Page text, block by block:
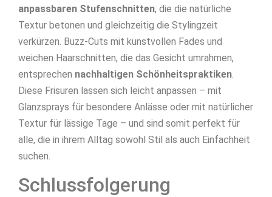
anpassbaren Stufenschnitten, die die natürliche
Textur betonen und gleichzeitig die Stylingzeit
verkürzen. Buzz-Cuts mit kunstvollen Fades und
weichen Haarschnitten, die das Gesicht umrahmen,
entsprechen nachhaltigen Schönheitspraktiken.
Diese Frisuren lassen sich leicht anpassen – mit
Glanzsprays für besondere Anlässe oder mit natürlicher
Textur für lässige Tage – und sind somit perfekt für
alle, die in ihrem Alltag sowohl Stil als auch Einfachheit
suchen.
Schlussfolgerung